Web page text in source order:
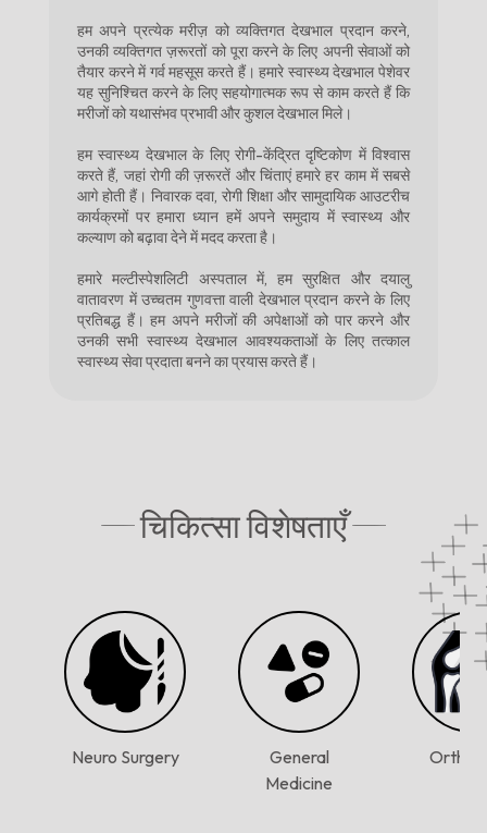
हम अपने प्रत्येक मरीज़ को व्यक्तिगत देखभाल प्रदान करने,
उनकी व्यक्तिगत ज़रूरतों को पूरा करने के लिए अपनी सेवाओं को
तैयार करने में गर्व महसूस करते हैं। हमारे स्वास्थ्य देखभाल पेशेवर
यह सुनिश्चित करने के लिए सहयोगात्मक रूप से काम करते हैं कि
मरीजों को यथासंभव प्रभावी और कुशल देखभाल मिले।
हम स्वास्थ्य देखभाल के लिए रोगी-केंद्रित दृष्टिकोण में विश्वास
करते हैं, जहां रोगी की ज़रूरतें और चिंताएं हमारे हर काम में सबसे
आगे होती हैं। निवारक दवा, रोगी शिक्षा और सामुदायिक आउटरीच
कार्यक्रमों पर हमारा ध्यान हमें अपने समुदाय में स्वास्थ्य और
कल्याण को बढ़ावा देने में मदद करता है।
हमारे मल्टीस्पेशलिटी अस्पताल में, हम सुरक्षित और दयालु
वातावरण में उच्चतम गुणवत्ता वाली देखभाल प्रदान करने के लिए
प्रतिबद्ध हैं। हम अपने मरीजों की अपेक्षाओं को पार करने और
उनकी सभी स्वास्थ्य देखभाल आवश्यकताओं के लिए तत्काल
स्वास्थ्य सेवा प्रदाता बनने का प्रयास करते हैं।
चिकित्सा विशेषताएँ
Neuro Surgery
General
Medicine